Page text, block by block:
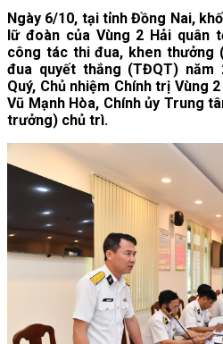
Ngày 6/10, tại tỉnh Đồng Nai,
lữ đoàn của Vùng 2 Hải quân
công tác thi đua, khen
đua quyết thắng (TĐQT) năm
Quý, Chủ nhiệm Chính trị Vùng
Vũ Mạnh Hòa, Chính ủy Trung
trưởng) chủ trì.